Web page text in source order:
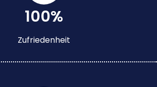
100%
Zufriedenheit